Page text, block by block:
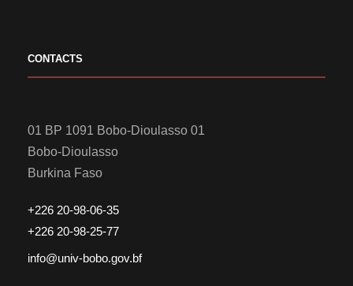
CONTACTS
01 BP 1091 Bobo-Dioulasso 01
Bobo-Dioulasso
Burkina Faso
+226 20-98-06-35
+226 20-98-25-77
info@univ-bobo.gov.bf